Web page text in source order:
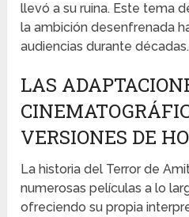
llevó a su ruina. Este tema
la ambición desenfrenada
audiencias durante décadas.
LAS
VERSIONES DE
La historia del Terror de
numerosas películas a lo
ofreciendo su propia